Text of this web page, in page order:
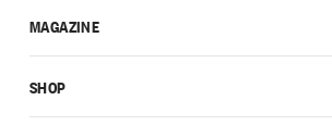
MAGAZINE
SHOP